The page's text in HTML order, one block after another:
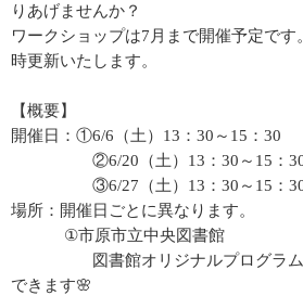
りあげませんか？
ワークショップは7月まで開催予定です
時更新いたします。
【概要】
開催日：①6/6（土）13：30～15：30
②6/20（土）13：30～15：
③6/27（土）13：30～15：
場所：開催日ごとに異なります。
①市原市立中央図書館
図書館オリジナルプログラム！
できます🌸